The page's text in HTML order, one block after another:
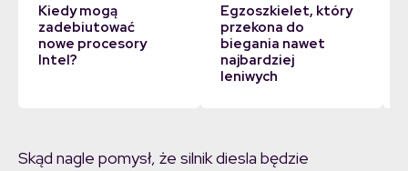
Kiedy mogą
zadebiutować
nowe procesory
Intel?
Egzoszkielet, który
przekona do
biegania nawet
najbardziej
leniwych
Skąd nagle pomysł, że silnik diesla będzie